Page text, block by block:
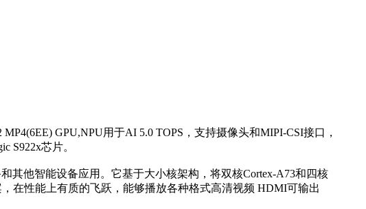
GPU,NPU用于AI 5.0 TOPS，支持摄像头和MIPI-CSI接口，
S922x芯片。
其他智能设备应用。它基于大小核架构，将双核Cortex-A73和四核
在性能上有质的飞跃，能够播放各种格式高清视频 HDMI可输出